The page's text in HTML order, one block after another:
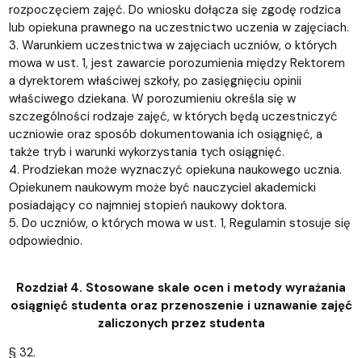
rozpoczęciem zajęć. Do wniosku dołącza się zgodę rodzica
lub opiekuna prawnego na uczestnictwo uczenia w zajęciach.
3. Warunkiem uczestnictwa w zajęciach uczniów, o których
mowa w ust. 1, jest zawarcie porozumienia między Rektorem
a dyrektorem właściwej szkoły, po zasięgnięciu opinii
właściwego dziekana. W porozumieniu określa się w
szczególności rodzaje zajęć, w których będą uczestniczyć
uczniowie oraz sposób dokumentowania ich osiągnięć, a
także tryb i warunki wykorzystania tych osiągnięć.
4. Prodziekan może wyznaczyć opiekuna naukowego ucznia.
Opiekunem naukowym może być nauczyciel akademicki
posiadający co najmniej stopień naukowy doktora.
5. Do uczniów, o których mowa w ust. 1, Regulamin stosuje się
odpowiednio.
Rozdział 4. Stosowane skale ocen i metody wyrażania
osiągnięć studenta oraz przenoszenie i uznawanie zajęć
zaliczonych przez studenta
§ 32.